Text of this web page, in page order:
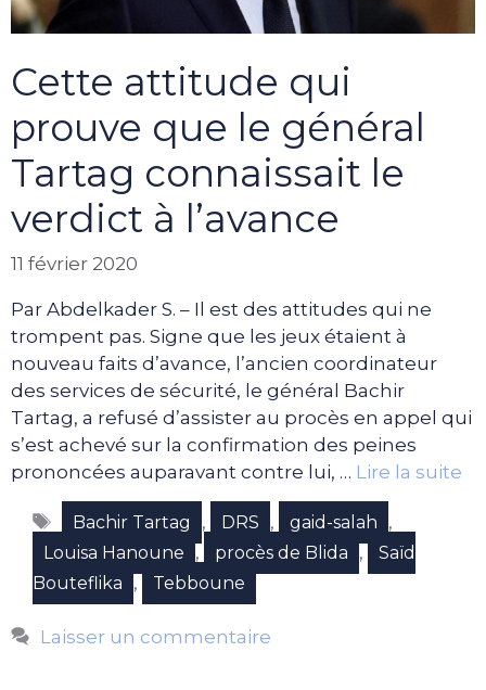
Cette attitude qui
prouve que le général
Tartag connaissait le
verdict à l’avance
11 février 2020
Par Abdelkader S. – Il est des attitudes qui ne
trompent pas. Signe que les jeux étaient à
nouveau faits d’avance, l’ancien coordinateur
des services de sécurité, le général Bachir
Tartag, a refusé d’assister au procès en appel qui
s’est achevé sur la confirmation des peines
prononcées auparavant contre lui, … Lire la suite
Étiquettes
Bachir Tartag , DRS , gaid-salah ,
Louisa Hanoune , procès de Blida ,
Saïd
Bouteflika
, Tebboune
Laisser un commentaire